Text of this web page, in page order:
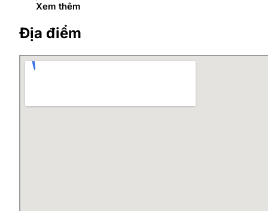
CPlus Office là một tổ hợp chung cư thương mại và
đại, có diện tích thuê linh hoạt nên thu hút nhiều
Trong tòa nhà có văn phòng dịch vụ trọn gói
Xem thêm
Địa điểm